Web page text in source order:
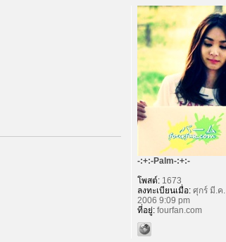
-:+:-Palm-:+:-
โพสต์:1673
ลงทะเบียนเมื่อ:ศุกร์ มี.ค.
2006 9:09 pm
ที่อยู่:fourfan.com